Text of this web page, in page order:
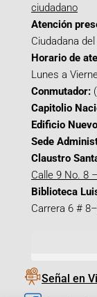
ciudadano
Atención
Ciudadana
Horario de
Lunes a
Conmutador:
Capitolio
Edificio
Sede
Claustro
Calle 9 No. 8
Biblioteca
Carrera 6 #
Señal en